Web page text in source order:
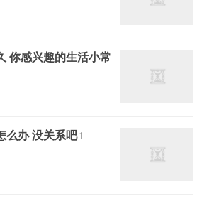
你感兴趣的生活小常
么办 没关系吧1